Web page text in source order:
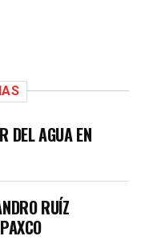
DEL AGUA EN
RUÍZ